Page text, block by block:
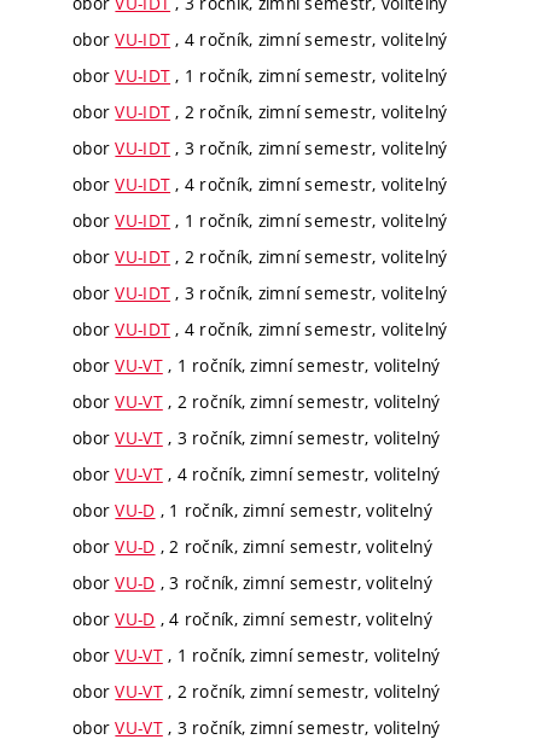
oborVU-IDT , 4 ročník, zimní semestr, volitelný
oborVU-IDT , 1 ročník, zimní semestr, volitelný
oborVU-IDT , 2 ročník, zimní semestr, volitelný
oborVU-IDT , 3 ročník, zimní semestr, volitelný
oborVU-IDT , 4 ročník, zimní semestr, volitelný
oborVU-IDT , 1 ročník, zimní semestr, volitelný
oborVU-IDT , 2 ročník, zimní semestr, volitelný
oborVU-IDT , 3 ročník, zimní semestr, volitelný
oborVU-IDT , 4 ročník, zimní semestr, volitelný
oborVU-VT, 1 ročník, zimní semestr, volitelný
oborVU-VT, 2 ročník, zimní semestr, volitelný
oborVU-VT, 3 ročník, zimní semestr, volitelný
oborVU-VT, 4 ročník, zimní semestr, volitelný
oborVU-D , 1 ročník, zimní semestr, volitelný
oborVU-D , 2 ročník, zimní semestr, volitelný
oborVU-D , 3 ročník, zimní semestr, volitelný
oborVU-D , 4 ročník, zimní semestr, volitelný
oborVU-VT, 1 ročník, zimní semestr, volitelný
oborVU-VT, 2 ročník, zimní semestr, volitelný
oborVU-VT, 3 ročník, zimní semestr, volitelný